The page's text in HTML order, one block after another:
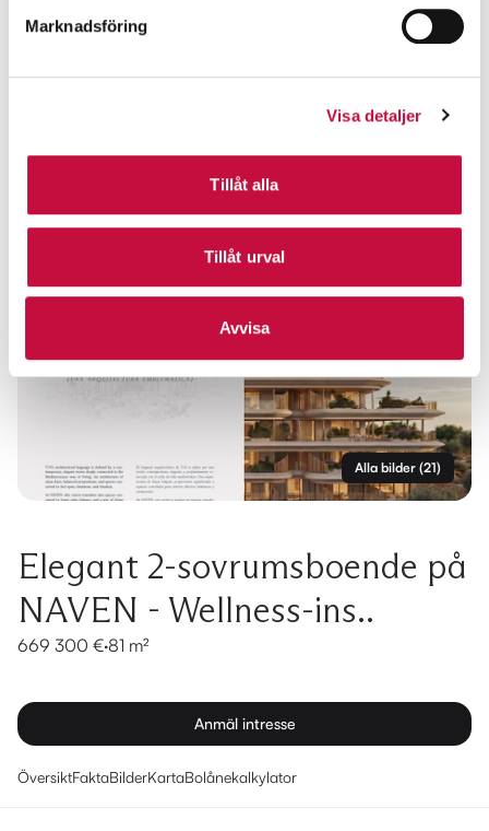
Marknadsföring
Visa detaljer
Tillåt alla
Tillåt urval
Avvisa
Alla bilder (21)
Elegant 2-sovrumsboende på
NAVEN - Wellness-ins..
669 300 €·81 m²
Anmäl intresse
ÖversiktFaktaBilderKartaBolånekalkylator